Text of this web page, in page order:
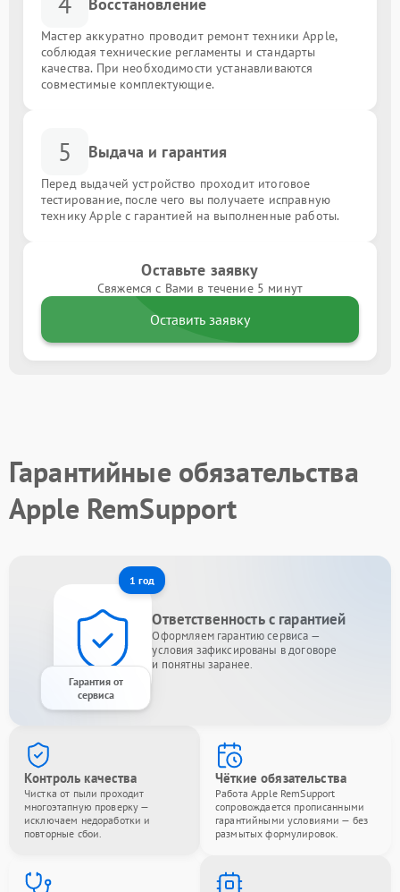
Мастер аккуратно проводит ремонт техники Apple,
соблюдая технические регламенты и стандарты
качества. При необходимости устанавливаются
совместимые комплектующие.
5 Выдача и гарантия
Перед выдачей устройство проходит итоговое
тестирование, после чего вы получаете исправную
технику Apple с гарантией на выполненные работы.
Оставьте заявку
Свяжемся с Вами в течение 5 минут
Оставить заявку
Гарантийные обязательства
Apple RemSupport
1 год
Гарантия от
сервиса
Ответственность с гарантией
Оформляем гарантию сервиса —
условия зафиксированы в договоре
и понятны заранее.
Контроль качества
Чистка от пыли проходит
многоэтапную проверку —
исключаем недоработки и
повторные сбои.
Чёткие обязательства
Работа Apple RemSupport
сопровождается прописанными
гарантийными условиями — без
размытых формулировок.